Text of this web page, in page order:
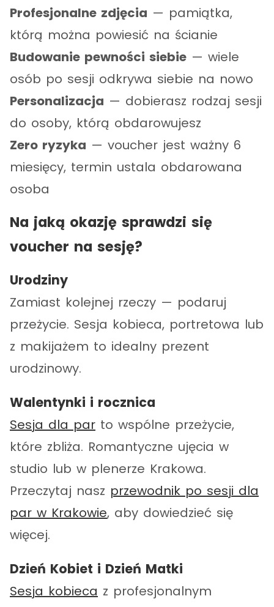
Profesjonalne zdjęcia — pamiątka,
którą można powiesić na ścianie
Budowanie pewności siebie — wiele
osób po sesji odkrywa siebie na nowo
Personalizacja — dobierasz rodzaj sesji
do osoby, którą obdarowujesz
Zero ryzyka — voucher jest ważny 6
miesięcy, termin ustala obdarowana
osoba
Na jaką okazję sprawdzi się
voucher na sesję?
Urodziny
Zamiast kolejnej rzeczy — podaruj
przeżycie. Sesja kobieca, portretowa lub
z makijażem to idealny prezent
urodzinowy.
Walentynki i rocznica
Sesja dla par to wspólne przeżycie,
które zbliża. Romantyczne ujęcia w
studio lub w plenerze Krakowa.
Przeczytaj nasz przewodnik po sesji dla
par w Krakowie, aby dowiedzieć się
więcej.
Dzień Kobiet i Dzień Matki
Sesja kobieca z profesjonalnym